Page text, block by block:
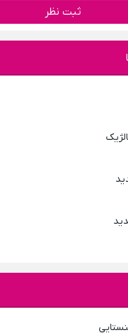
ثبت نظر